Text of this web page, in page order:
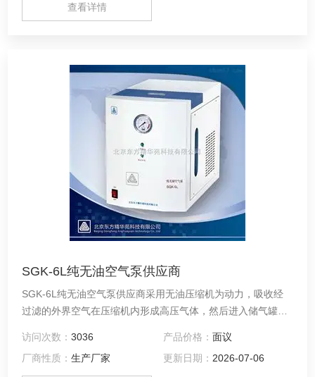
查看详情
SGK-6L纯无油空气泵供应商
SGK-6L纯无油空气泵供应商采用无油压缩机为动力，吸收经
过滤的外界空气在压缩机内形成高压气体，然后进入储气罐，
为气相色谱用的气源。
访问次数：3036 产品价格： 面议
厂商性质：生产厂家 更新日期： 2026-07-06